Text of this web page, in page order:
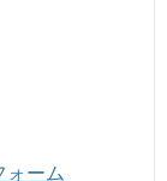
ォーム